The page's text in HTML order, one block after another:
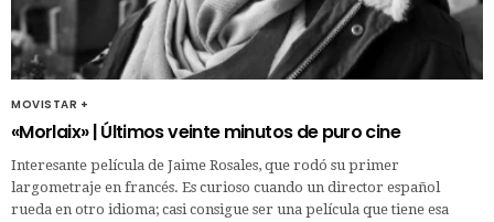
MOVISTAR +
«Morlaix» | Últimos veinte minutos de puro cine
Interesante película de Jaime Rosales, que rodó su primer
largometraje en francés. Es curioso cuando un director español
rueda en otro idioma; casi consigue ser una película que tiene esa